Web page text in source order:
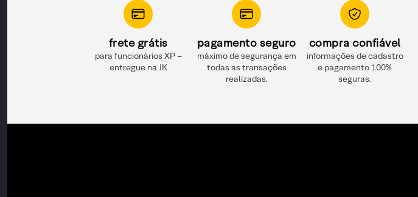
frete grátis
para funcionários XP –
entregue na JK
pagamento seguro
máximo de segurança em
todas as transações
realizadas.
compra confiável
informações de cadastro
e pagamento 100%
seguras.